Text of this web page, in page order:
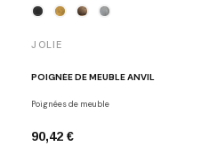
JOLIE
POIGNÉE DE MEUBLE ANVIL
Poignées de meuble
90,42 €